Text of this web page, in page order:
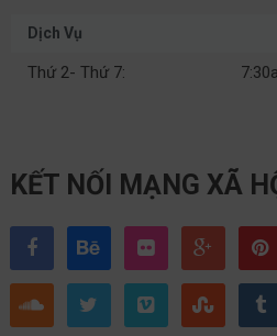
Dịch Vụ
Thứ 2- Thứ 7:
KẾT NỐI MẠNG XÃ